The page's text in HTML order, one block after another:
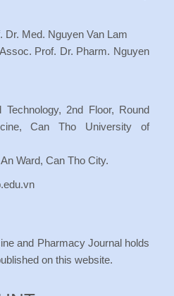
Dr. Med. Nguyen Van Lam
Assoc. Prof. Dr. Pharm. Nguyen
2nd Floor, Round
Can Tho University of
Ward, Can Tho City.
and Pharmacy Journal holds
on this website.